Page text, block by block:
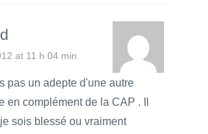
at 11 h 04 min
pas un adepte d'une autre
en complément de la CAP . Il
sois blessé ou vraiment